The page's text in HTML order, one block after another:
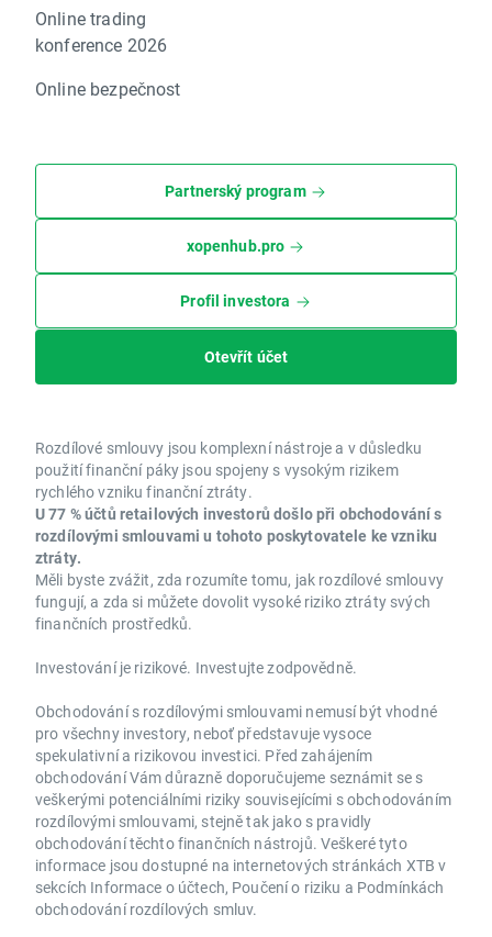
Online trading
konference 2026
Online bezpečnost
Partnerský program
xopenhub.pro
Profil investora
Otevřít účet
Rozdílové smlouvy jsou komplexní nástroje a v důsledku
použití finanční páky jsou spojeny s vysokým rizikem
rychlého vzniku finanční ztráty.
U 77 % účtů retailových investorů došlo při obchodování s
rozdílovými smlouvami u tohoto poskytovatele ke vzniku
ztráty.
Měli byste zvážit, zda rozumíte tomu, jak rozdílové smlouvy
fungují, a zda si můžete dovolit vysoké riziko ztráty svých
finančních prostředků.
Investování je rizikové. Investujte zodpovědně.
Obchodování s rozdílovými smlouvami nemusí být vhodné
pro všechny investory, neboť představuje vysoce
spekulativní a rizikovou investici. Před zahájením
obchodování Vám důrazně doporučujeme seznámit se s
veškerými potenciálními riziky souvisejícími s obchodováním
rozdílovými smlouvami, stejně tak jako s pravidly
obchodování těchto finančních nástrojů. Veškeré tyto
informace jsou dostupné na internetových stránkách XTB v
sekcích Informace o účtech, Poučení o riziku a Podmínkách
obchodování rozdílových smluv.